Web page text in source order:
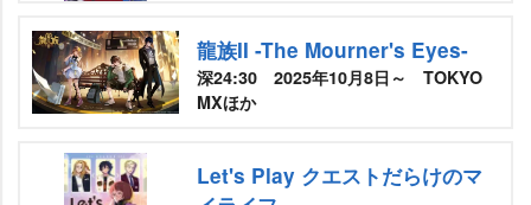
龍族II -The Mourner's Eyes-
深24:30 2025年10月8日～ TOKYO
MXほか
Let's Play クエストだらけのマ